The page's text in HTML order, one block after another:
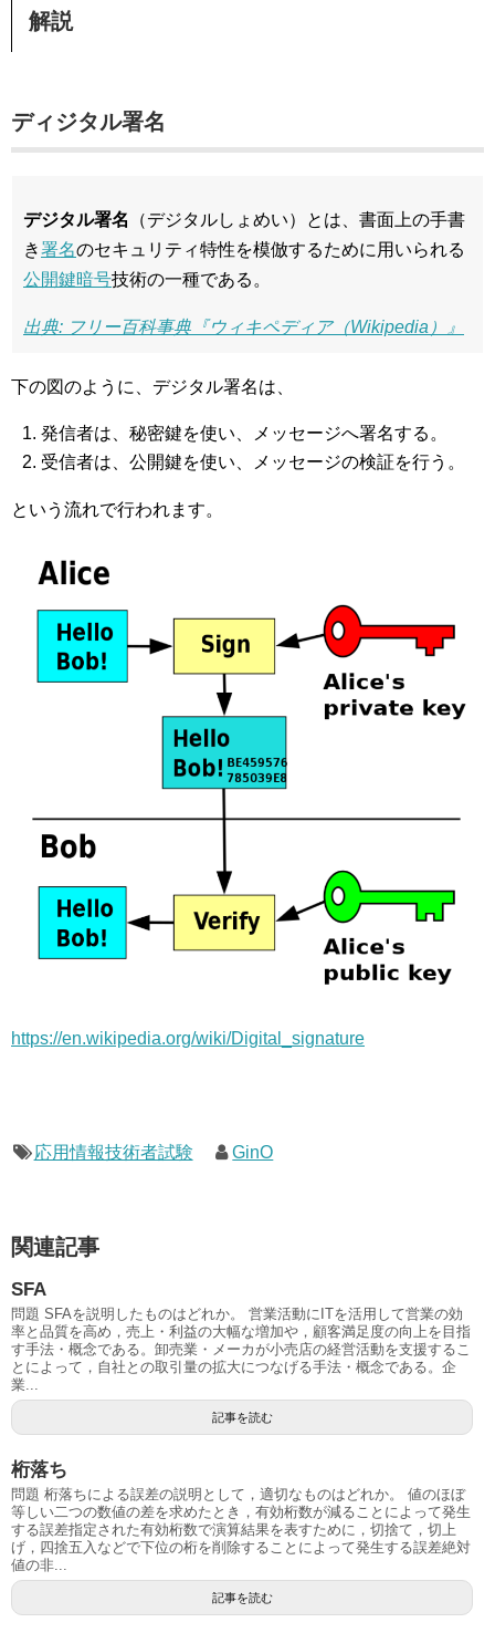
解説
ディジタル署名
デジタル署名
（デジタルしょめい）とは、書面上の手書
き署名のセキュリティ特性を模倣するために用いられる
公開鍵暗号技術の一種である。
出典: フリー百科事典『ウィキペディア（Wikipedia）』
下の図のように、デジタル署名は、
発信者は、秘密鍵を使い、メッセージへ署名する。
受信者は、公開鍵を使い、メッセージの検証を行う。
という流れで行われます。
https://en.wikipedia.org/wiki/Digital_signature
応用情報技術者試験 GinO
関連記事
SFA
問題 SFAを説明したものはどれか。 営業活動にITを活用して営業の効
率と品質を高め，売上・利益の大幅な増加や，顧客満足度の向上を目指
す手法・概念である。卸売業・メーカが小売店の経営活動を支援するこ
とによって，自社との取引量の拡大につなげる手法・概念である。企
業...
記事を読む
桁落ち
問題 桁落ちによる誤差の説明として，適切なものはどれか。 値のほぼ
等しい二つの数値の差を求めたとき，有効桁数が減ることによって発生
する誤差指定された有効桁数で演算結果を表すために，切捨て，切上
げ，四捨五入などで下位の桁を削除することによって発生する誤差絶対
値の非...
記事を読む